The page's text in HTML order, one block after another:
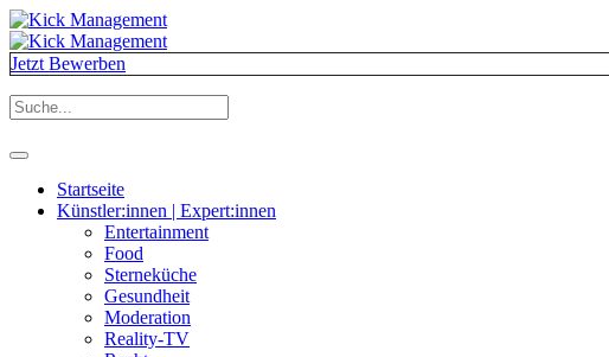
Jetzt Bewerben
Startseite
Künstler:innen | Expert:innen
Entertainment
Food
Sterneküche
Gesundheit
Moderation
Reality-TV